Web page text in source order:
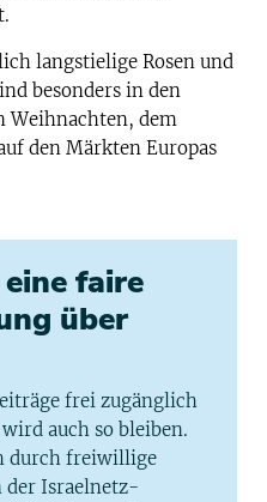
langstielige Rosen und
besonders in den
Weihnachten, dem
den Märkten Europas
faire
über
frei zugänglich
auch so bleiben.
durch freiwillige
der Israelnetz-